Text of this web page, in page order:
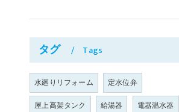
タグ Tags
水廻りリフォーム
定水位弁
屋上高架タンク
給湯器
電器温水器